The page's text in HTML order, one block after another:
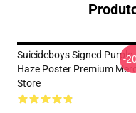
Suicideboys Signed Purple
Haze Poster Premium
Store
-